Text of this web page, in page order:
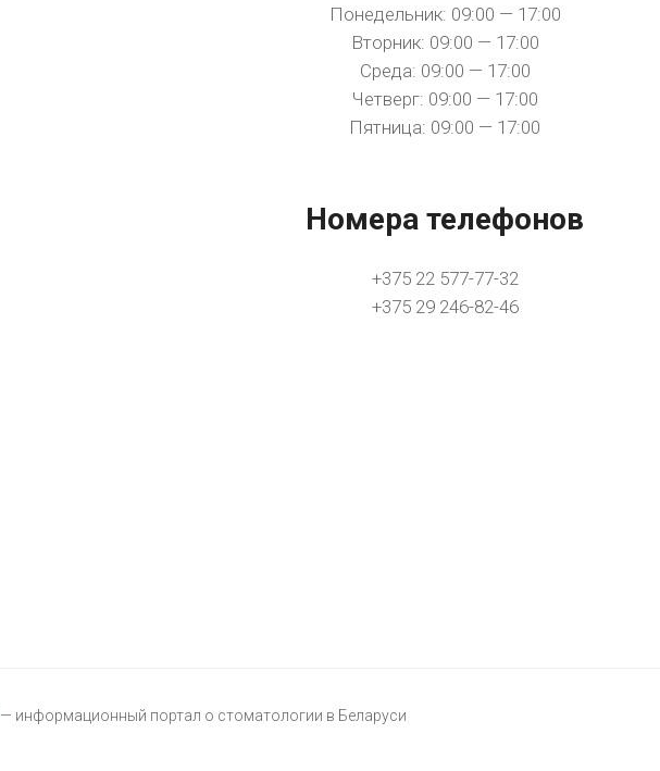
Понедельник: 09:00 — 17:00
Вторник: 09:00 — 17:00
Среда: 09:00 — 17:00
Четверг: 09:00 — 17:00
Пятница: 09:00 — 17:00
Номера телефонов
+375 22 577-77-32
+375 29 246-82-46
— информационный портал о стоматологии в Беларуси